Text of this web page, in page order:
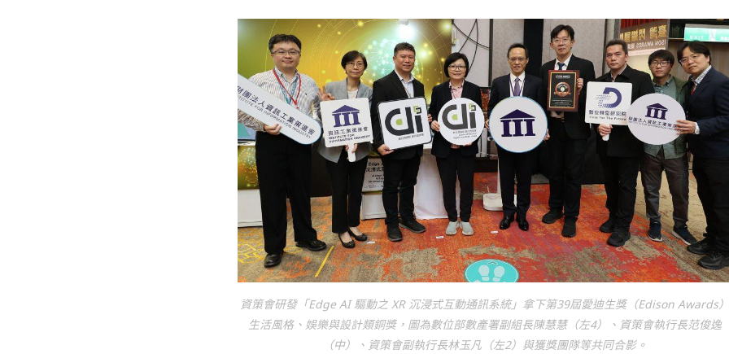
資策會研發「Edge AI 驅動之 XR 沉浸式互動通訊系統」拿下第39屆愛迪生獎（Edison Awards）
生活風格、娛樂與設計類銅獎，圖為數位部數產署副組長陳慧慧（左4）、資策會執行長范俊逸
（中）、資策會副執行長林玉凡（左2）與獲獎團隊等共同合影。